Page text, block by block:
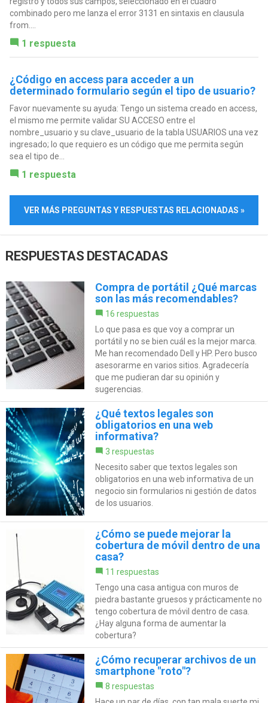
combinado pero me lanza el error 3131 en sintaxis en clausula
from....
1 respuesta
¿Código en access para acceder a un
determinado formulario según el tipo de usuario?
Favor nuevamente su ayuda: Tengo un sistema creado en access,
el mismo me permite validar SU ACCESO entre el
nombre_usuario y su clave_usuario de la tabla USUARIOS una vez
ingresado; lo que requiero es un código que me permita según
sea el tipo de...
1 respuesta
VER MÁS PREGUNTAS Y RESPUESTAS RELACIONADAS »
RESPUESTAS DESTACADAS
Compra de portátil ¿Qué marcas
son las más recomendables?
16 respuestas
Lo que pasa es que voy a comprar un
portátil y no se bien cuál es la mejor marca.
Me han recomendado Dell y HP. Pero busco
asesorarme en varios sitios. Agradecería
que me pudieran dar su opinión y
sugerencias.
¿Qué textos legales son
obligatorios en una web
informativa?
3 respuestas
Necesito saber que textos legales son
obligatorios en una web informativa de un
negocio sin formularios ni gestión de datos
de los usuarios.
¿Cómo se puede mejorar la
cobertura de móvil dentro de una
casa?
11 respuestas
Tengo una casa antigua con muros de
piedra bastante gruesos y prácticamente no
tengo cobertura de móvil dentro de casa.
¿Hay alguna forma de aumentar la
cobertura?
¿Cómo recuperar archivos de un
smartphone "roto"?
8 respuestas